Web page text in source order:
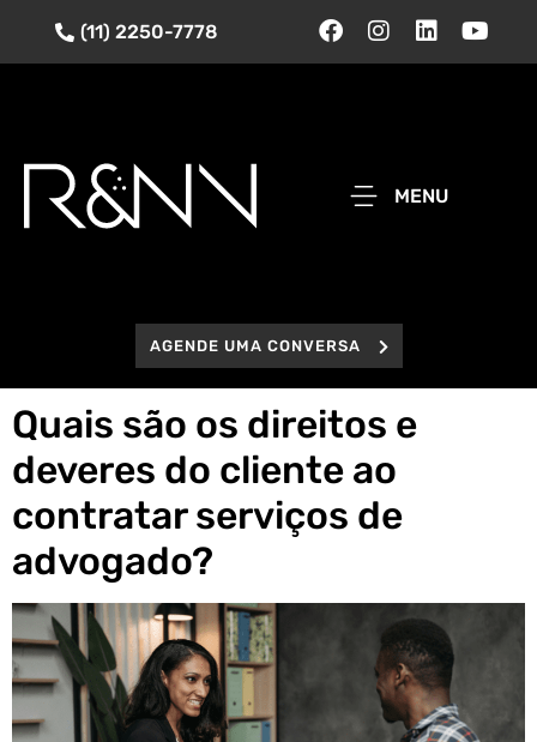
(11) 2250-7778
MENU
AGENDE UMA CONVERSA
Quais são os direitos e
deveres do cliente ao
contratar serviços de
advogado?